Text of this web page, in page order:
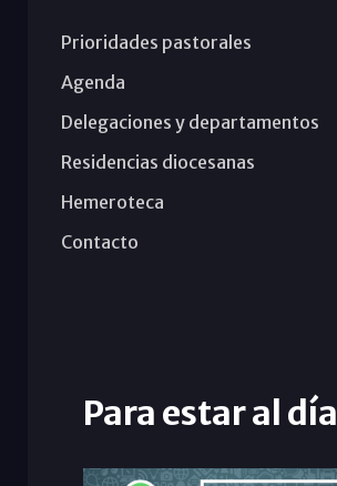
Prioridades pastorales
Agenda
Delegaciones y departamentos
Residencias diocesanas
Hemeroteca
Contacto
Para estar al día